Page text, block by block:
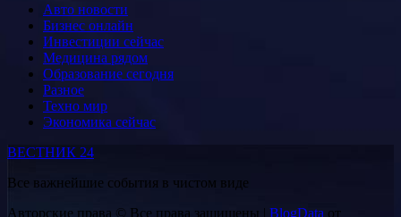
Авто новости
Бизнес онлайн
Инвестиции сейчас
Медицина рядом
Образование сегодня
Разное
Техно мир
Экономика сейчас
ВЕСТНИК 24
Все важнейшие события в чистом виде
Авторские права © Все права защищены | BlogData от